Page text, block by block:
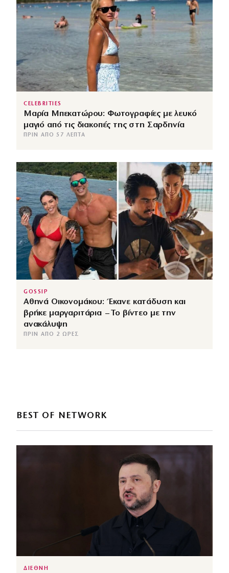
CELEBRITIES
Μαρία Μπεκατώρου: Φωτογραφίες με λευκό
μαγιό από τις διακοπές της στη Σαρδηνία
ΠΡΙΝ ΑΠΌ 57 ΛΕΠΤΆ
GOSSIP
Αθηνά Οικονομάκου: Έκανε κατάδυση και
βρήκε μαργαριτάρια – Το βίντεο με την
ανακάλυψη
ΠΡΙΝ ΑΠΌ 2 ΏΡΕΣ
BEST OF NETWORK
ΔΙΕΘΝΗ